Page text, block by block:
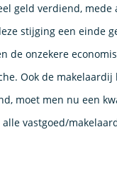
geld verdiend,
stijging een einde
de onzekere
Ook de
moet men nu een
vastgoed/